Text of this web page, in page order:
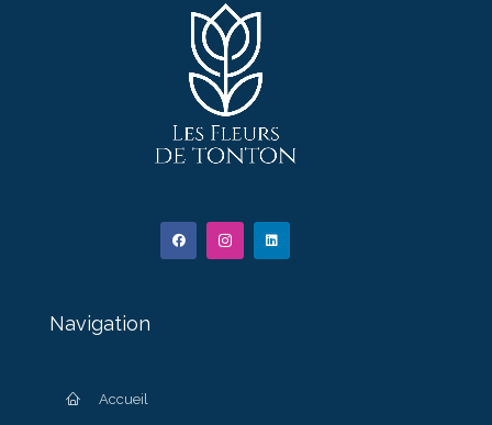
Navigation
Accueil